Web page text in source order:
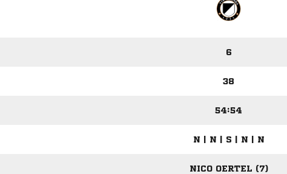
6
38
54:54
N | N | S | N | N
NICO OERTEL (7)